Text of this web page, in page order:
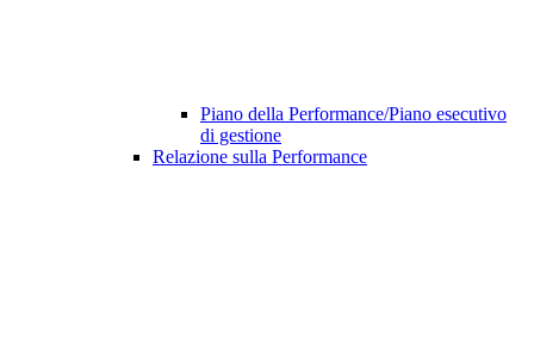
Piano della Performance/Piano esecutivo
di gestione
Relazione sulla Performance